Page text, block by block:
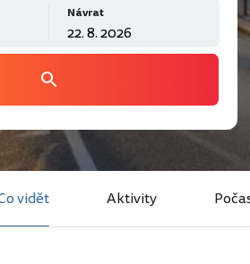
Návrat
vidět Aktivity